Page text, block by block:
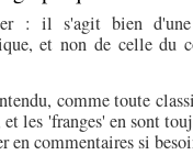
: il s'agit bien d'une
et non de celle du
comme toute
et les 'franges' en sont
en commentaires si